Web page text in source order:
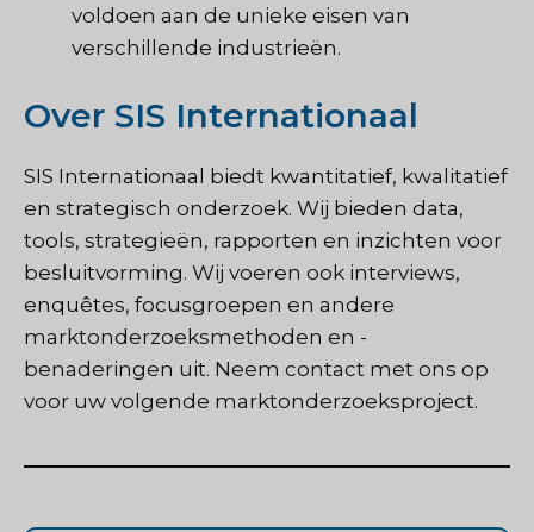
voldoen aan de unieke eisen van
verschillende industrieën.
Over SIS Internationaal
SIS Internationaal biedt kwantitatief, kwalitatief
en strategisch onderzoek. Wij bieden data,
tools, strategieën, rapporten en inzichten voor
besluitvorming. Wij voeren ook interviews,
enquêtes, focusgroepen en andere
marktonderzoeksmethoden en -
benaderingen uit. Neem contact met ons op
voor uw volgende marktonderzoeksproject.